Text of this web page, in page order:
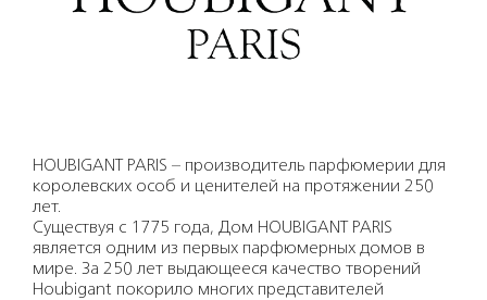
HOUBIGANT PARIS – производитель парфюмерии для
королевских особ и ценителей на протяжении 250
лет.
Существуя с 1775 года, Дом HOUBIGANT PARIS
является одним из первых парфюмерных домов в
мире. За 250 лет выдающееся качество творений
Houbigant покорило многих представителей